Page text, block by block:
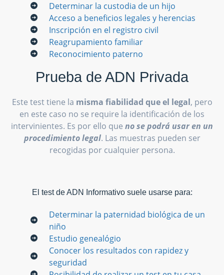
Determinar la custodia de un hijo
Acceso a beneficios legales y herencias
Inscripción en el registro civil
Reagrupamiento familiar
Reconocimiento paterno
Prueba de ADN Privada
Este test tiene la misma fiabilidad que el legal, pero
en este caso no se require la identificación de los
intervinientes. Es por ello que no se podrá usar en un
procedimiento legal. Las muestras pueden ser
recogidas por cualquier persona.
El test de ADN Informativo suele usarse para:
Determinar la paternidad biológica de un
niño
Estudio genealógio
Conocer los resultados con rapidez y
seguridad